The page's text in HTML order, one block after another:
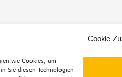
Cookie-
wie Cookies, um
Sie diesen Technologien